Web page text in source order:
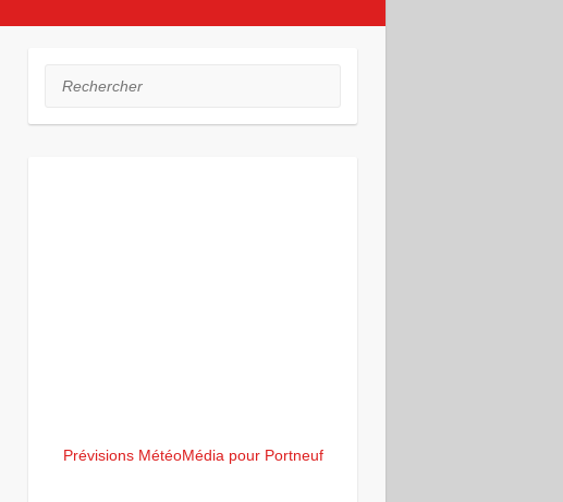
Rechercher
Prévisions MétéoMédia pour Portneuf